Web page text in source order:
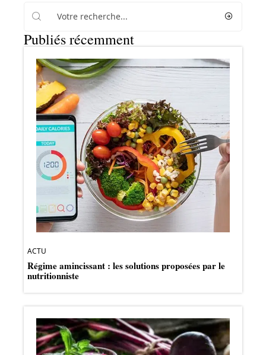
Publiés récemment
ACTU
Régime amincissant : les solutions proposées par le
nutritionniste